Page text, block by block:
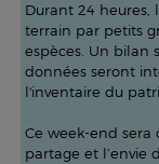
Durant 24 heures,
terrain par petits
espèces. Un bilan
données seront
l'inventaire du
Ce week-end sera
partage et l’envie